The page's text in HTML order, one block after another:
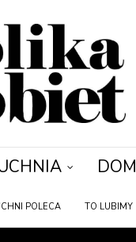
DOM
POLECA TO LUBIMY